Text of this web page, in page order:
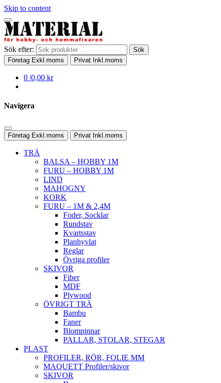
Skip to content
Sök efter:
Sök
Företag Exkl.moms Privat Inkl.moms
0 |0,00 kr
Navigera
Företag Exkl.moms Privat Inkl.moms
TRÄ
BALSA – HOBBY 1M
FURU – HOBBY 1M
LIND
MAHOGNY
KORK
FURU – 1M & 2,4M
Foder, Socklar
Rundstav
Kvartsstav
Planhyvlat
Reglar
Övriga profiler
SKIVOR
Fiber
MDF
Plywood
ÖVRIGT TRÄ
Bambu
Faner
Blompinnar
PALLAR, STOLAR, STEGAR
PLAST
PROFILER, RÖR, FOLIE MM
MAQUETT Profiler/skivor
SKIVOR